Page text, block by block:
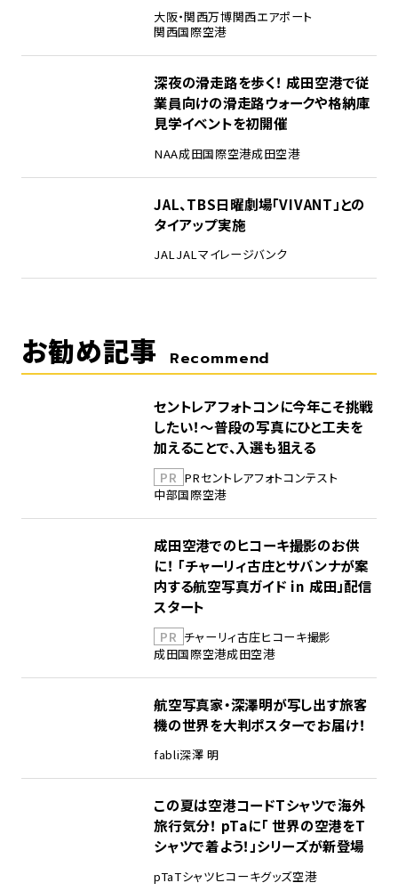
大阪・関西万博関西エアポート
関西国際空港
深夜の滑走路を歩く！ 成田空港で従
業員向けの滑走路ウォークや格納庫
見学イベントを初開催
NAA成田国際空港成田空港
JAL、TBS日曜劇場「VIVANT」との
タイアップ実施
JALJALマイレージバンク
お勧め記事 Recommend
セントレアフォトコンに今年こそ挑戦
したい！～普段の写真にひと工夫を
加えることで、入選も狙える
PR PRセントレアフォトコンテスト
中部国際空港
成田空港でのヒコーキ撮影のお供
に！ 「チャーリィ古庄とサバンナが案
内する航空写真ガイド in 成田」配信
スタート
PR チャーリィ古庄ヒコーキ撮影
成田国際空港成田空港
航空写真家・深澤明が写し出す旅客
機の世界を大判ポスターでお届け！
fabli深澤 明
この夏は空港コードTシャツで海外
旅行気分！ pTaに「 世界の空港をT
シャツで着よう！」シリーズが新登場
pTaTシャツヒコーキグッズ空港